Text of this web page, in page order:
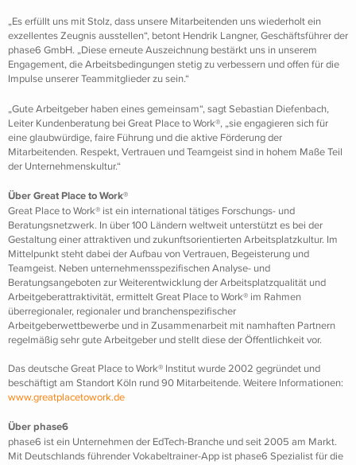
„Es erfüllt uns mit Stolz, dass unsere Mitarbeitenden uns wiederholt ein
exzellentes Zeugnis ausstellen“, betont Hendrik Langner, Geschäftsführer der
phase6 GmbH. „Diese erneute Auszeichnung bestärkt uns in unserem
Engagement, die Arbeitsbedingungen stetig zu verbessern und offen für die
Impulse unserer Teammitglieder zu sein.“
„Gute Arbeitgeber haben eines gemeinsam“, sagt Sebastian Diefenbach,
Leiter Kundenberatung bei Great Place to Work®, „sie engagieren sich für
eine glaubwürdige, faire Führung und die aktive Förderung der
Mitarbeitenden. Respekt, Vertrauen und Teamgeist sind in hohem Maße Teil
der Unternehmenskultur.“
Über Great Place to Work®
Great Place to Work® ist ein international tätiges Forschungs- und
Beratungsnetzwerk. In über 100 Ländern weltweit unterstützt es bei der
Gestaltung einer attraktiven und zukunftsorientierten Arbeitsplatzkultur. Im
Mittelpunkt steht dabei der Aufbau von Vertrauen, Begeisterung und
Teamgeist. Neben unternehmensspezifischen Analyse- und
Beratungsangeboten zur Weiterentwicklung der Arbeitsplatzqualität und
Arbeitgeberattraktivität, ermittelt Great Place to Work® im Rahmen
überregionaler, regionaler und branchenspezifischer
Arbeitgeberwettbewerbe und in Zusammenarbeit mit namhaften Partnern
regelmäßig sehr gute Arbeitgeber und stellt diese der Öffentlichkeit vor.
Das deutsche Great Place to Work® Institut wurde 2002 gegründet und
beschäftigt am Standort Köln rund 90 Mitarbeitende. Weitere Informationen:
www.greatplacetowork.de
Über phase6
phase6 ist ein Unternehmen der EdTech-Branche und seit 2005 am Markt.
Mit Deutschlands führender Vokabeltrainer-App ist phase6 Spezialist für die